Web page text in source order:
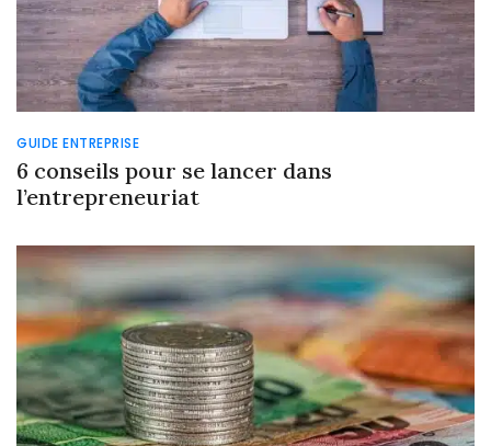
GUIDE ENTREPRISE
6 conseils pour se lancer dans
l’entrepreneuriat